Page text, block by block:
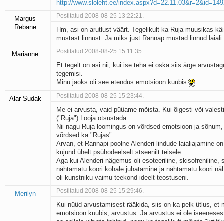
http://www.sloleht.ee/
Margus
Rebane
Postitatud 2008-08-25 13:22:21.
Hm, asi on arutlust väärt. Tegelikult ka Ruja muusikas
mustast linnust. Ja miks just Rannap mustad linnud laiali
Marianne Postitatud 2008-08-25 15:11:35.
Et tegelt on asi nii, kui ise teha ei oska siis ärge
tegemisi.
Minu jaoks oli see etendus emotsioon kuubis
Alar Sudak Postitatud 2008-08-25 15:23:44.
Me ei arvusta, vaid püüame mõista. Kui õigesti või
("Ruja") Looja otsustada.
Nii nagu Ruja loomingus on võrdsed emotsioon ja
võrdsed ka "Rujas".
Arvan, et Rannapi poolne Alenderi lindude laialiajamine
kujund ühelt psühodeelselt stseenilt teisele.
Aga kui Alenderi nägemus oli esoteeriline, skisofreniline,
nähtamatu koori kohale juhatamine ja nähtamatu koori
oli kunstniku vaimu teekond ideelt teostuseni.
Merilyn Postitatud 2008-08-25 15:29:46.
Kui nüüd arvustamisest rääkida, siis on ka pelk ütlus, et
emotsioon kuubis, arvustus. Ja arvustus ei ole